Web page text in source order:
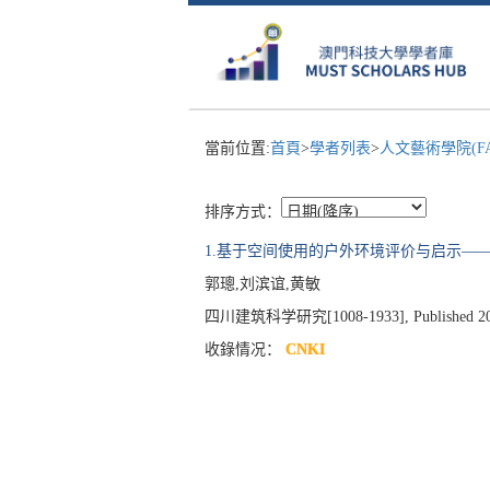
當前位置:首頁>學者列表>人文藝術學院
排序方式：
1.基于空间使用的户外环境评价与启示
郭璁,刘滨谊,黄敏
四川建筑科学研究[1008-1933], Published
收錄情况： CNKI